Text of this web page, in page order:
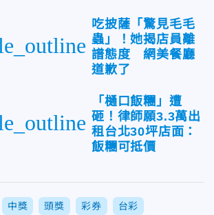
吃披薩「驚見毛毛
蟲」！她揭店員離
譜態度 網美餐廳
道歉了
「樋口飯糰」遭
砸！律師願3.3萬出
租台北30坪店面：
飯糰可抵價
中獎 頭獎 彩券 台彩